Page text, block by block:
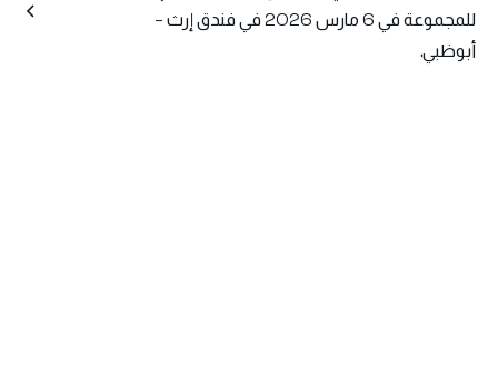
للمجموعة في 6 مارس 2026 في فندق إرث –
أبوظبي.